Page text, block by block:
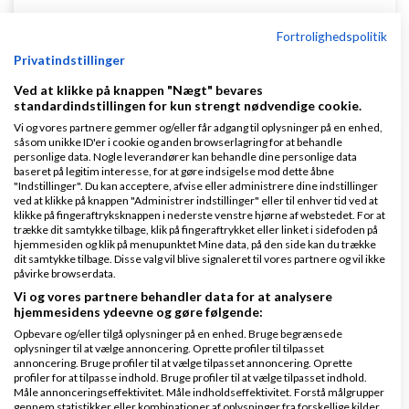
vP Faktura er et nemt og kraftfuldt faktureringsprogram
Peter RudeSkrevet23-10-2009kl. 14:58
ftp://ftp.saldi.dk/saldi/seneste
Kopier hele indholdet ind på din webserver og den
er klar til installation.
Kræver Apache,PHP, PostgreSQL ellerMySQL
Fortrolighedspolitik
Privatindstillinger
Ved at klikke på knappen "Nægt" bevares
standardindstillingen for kun strengt nødvendige cookie.
Vi og vores partnere gemmer og/eller får adgang til oplysninger på en enhed,
såsom unikke ID'er i cookie og anden browserlagring for at behandle
personlige data. Nogle leverandører kan behandle dine personlige data
baseret på legitim interesse, for at gøre indsigelse mod dette åbne
"Indstillinger". Du kan acceptere, afvise eller administrere dine indstillinger
ved at klikke på knappen "Administrer indstillinger" eller til enhver tid ved at
klikke på fingeraftryksknappen i nederste venstre hjørne af webstedet. For at
trække dit samtykke tilbage, klik på fingeraftrykket eller linket i sidefoden på
hjemmesiden og klik på menupunktet Mine data, på den side kan du trække
dit samtykke tilbage. Disse valg vil blive signaleret til vores partnere og vil ikke
påvirke browserdata.
Vi og vores partnere behandler data for at analysere
hjemmesidens ydeevne og gøre følgende:
Opbevare og/eller tilgå oplysninger på en enhed. Bruge begrænsede
oplysninger til at vælge annoncering. Oprette profiler til tilpasset
annoncering. Bruge profiler til at vælge tilpasset annoncering. Oprette
profiler for at tilpasse indhold. Bruge profiler til at vælge tilpasset indhold.
Måle annonceringseffektivitet. Måle indholdseffektivitet. Forstå målgrupper